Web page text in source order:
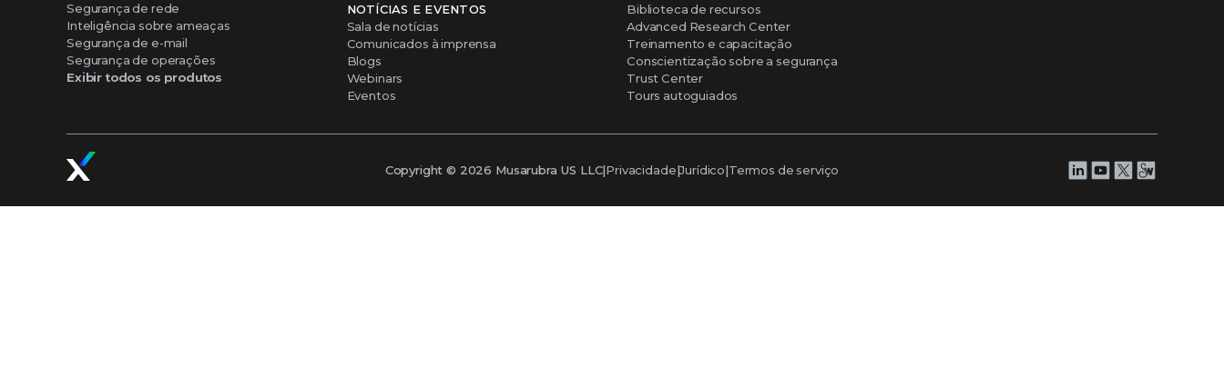
Segurança de rede
Inteligência sobre ameaças
Segurança de e-mail
Segurança de operações
Exibir todos os produtos
NOTÍCIAS E EVENTOS
Sala de notícias
Comunicados à imprensa
Blogs
Webinars
Eventos
Biblioteca de recursos
Advanced Research Center
Treinamento e capacitação
Conscientização sobre a segurança
Trust Center
Tours autoguiados
Copyright © 2026 Musarubra US LLC|Privacidade|Jurídico|Termos de serviço